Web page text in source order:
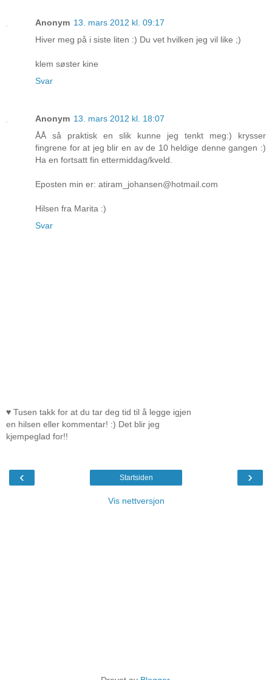
Anonym 13. mars 2012 kl. 09:17
Hiver meg på i siste liten :) Du vet hvilken jeg vil like ;)
klem søster kine
Svar
Anonym 13. mars 2012 kl. 18:07
ÅÅ så praktisk en slik kunne jeg tenkt meg:) krysser
fingrene for at jeg blir en av de 10 heldige denne gangen :)
Ha en fortsatt fin ettermiddag/kveld.
Eposten min er: atiram_johansen@hotmail.com
Hilsen fra Marita :)
Svar
♥ Tusen takk for at du tar deg tid til å legge igjen
en hilsen eller kommentar! :) Det blir jeg
kjempeglad for!!
‹ ›
Startsiden
Vis nettversjon